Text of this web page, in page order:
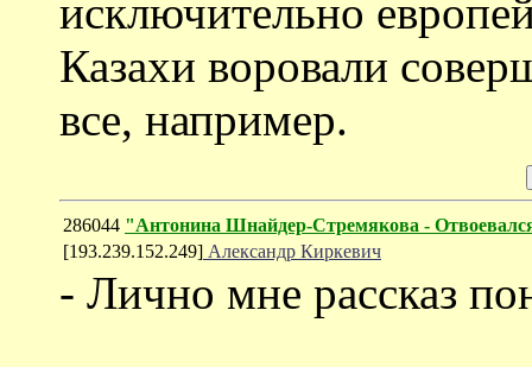
исключительно
Казахи воровали
все, например.
286044 "Антонина Шнайдер-Стремякова -
[193.239.152.249] Александр Киркевич
- Лично мне рассказ